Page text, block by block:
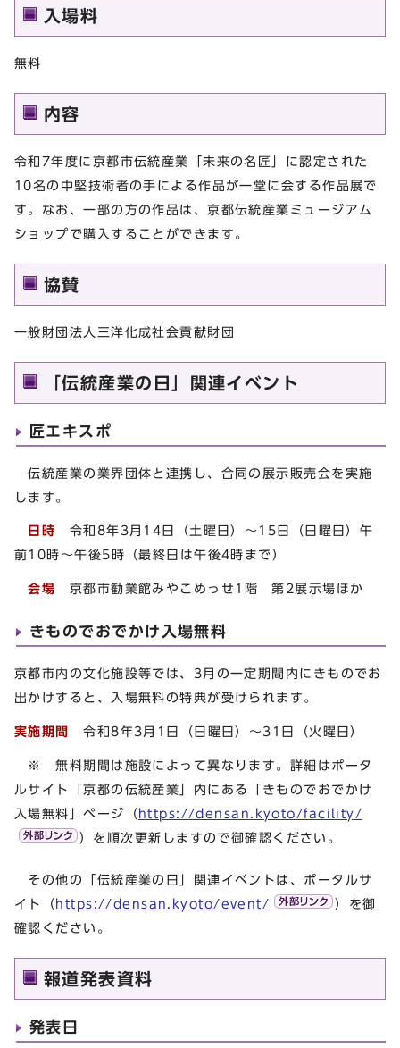
入場料
無料
内容
令和7年度に京都市伝統産業「未来の名匠」に認定された
10名の中堅技術者の手による作品が一堂に会する作品展で
す。なお、一部の方の作品は、京都伝統産業ミュージアム
ショップで購入することができます。
協賛
一般財団法人三洋化成社会貢献財団
「伝統産業の日」関連イベント
匠エキスポ
伝統産業の業界団体と連携し、合同の展示販売会を実施
します。
日時 令和8年3月14日（土曜日）～15日（日曜日）午
前10時～午後5時（最終日は午後4時まで）
会場 京都市勧業館みやこめっせ1階 第2展示場ほか
きものでおでかけ入場無料
京都市内の文化施設等では、3月の一定期間内にきものでお
出かけすると、入場無料の特典が受けられます。
実施期間 令和8年3月1日（日曜日）～31日（火曜日）
※ 無料期間は施設によって異なります。詳細はポータ
ルサイト「京都の伝統産業」内にある「きものでおでかけ
入場無料」ページ（ https://densan.kyoto/facility/
）を順次更新しますので御確認ください。
その他の「伝統産業の日」関連イベントは、ポータルサ
イト（ https://densan.kyoto/event/
）を御
確認ください。
報道発表資料
発表日